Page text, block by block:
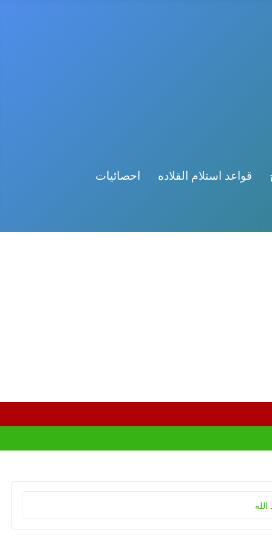
قواعد استلام القلاده احصائيات